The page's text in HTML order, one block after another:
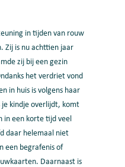
in tijden van rouw
Zij is nu achttien jaar
zij bij een gezin
het verdriet vond
in huis is volgens haar
je kindje overlijdt, komt
in een korte tijd veel
daar helemaal niet
een begrafenis of
Daarnaast is